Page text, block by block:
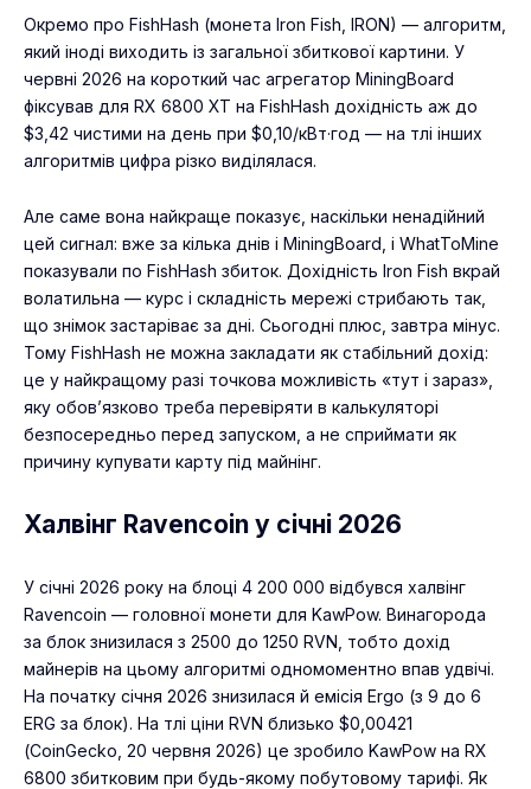
Окремо про FishHash (монета Iron Fish, IRON) — алгоритм,
який іноді виходить із загальної збиткової картини. У
червні 2026 на короткий час агрегатор MiningBoard
фіксував для RX 6800 XT на FishHash дохідність аж до
$3,42 чистими на день при $0,10/кВт·год — на тлі інших
алгоритмів цифра різко виділялася.
Але саме вона найкраще показує, наскільки ненадійний
цей сигнал: вже за кілька днів і MiningBoard, і WhatToMine
показували по FishHash збиток. Дохідність Iron Fish вкрай
волатильна — курс і складність мережі стрибають так,
що знімок застаріває за дні. Сьогодні плюс, завтра мінус.
Тому FishHash не можна закладати як стабільний дохід:
це у найкращому разі точкова можливість «тут і зараз»,
яку обов’язково треба перевіряти в калькуляторі
безпосередньо перед запуском, а не сприймати як
причину купувати карту під майнінг.
Халвінг Ravencoin у січні 2026
У січні 2026 року на блоці 4 200 000 відбувся халвінг
Ravencoin — головної монети для KawPow. Винагорода
за блок знизилася з 2500 до 1250 RVN, тобто дохід
майнерів на цьому алгоритмі одномоментно впав удвічі.
На початку січня 2026 знизилася й емісія Ergo (з 9 до 6
ERG за блок). На тлі ціни RVN близько $0,00421
(CoinGecko, 20 червня 2026) це зробило KawPow на RX
6800 збитковим при будь-якому побутовому тарифі. Як